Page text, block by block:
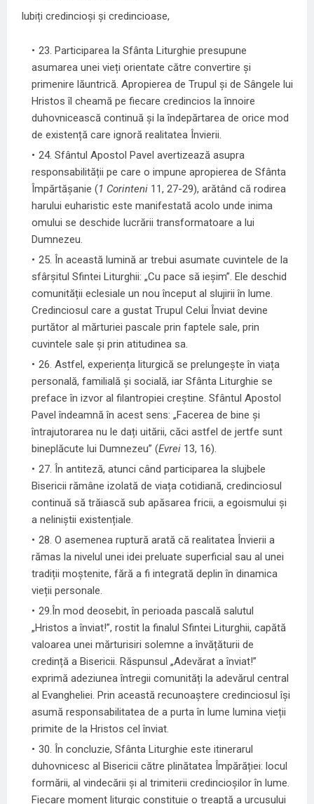
Iubiți credincioși și credincioase,
23. Participarea la Sfânta Liturghie presupune
asumarea unei vieți orientate către convertire și
primenire lăuntrică. Apropierea de Trupul și de Sângele lui
Hristos îl cheamă pe fiecare credincios la înnoire
duhovnicească continuă și la îndepărtarea de orice mod
de existență care ignoră realitatea Învierii.
24. Sfântul Apostol Pavel avertizează asupra
responsabilității pe care o impune apropierea de Sfânta
Împărtășanie (1 Corinteni 11, 27-29), arătând că rodirea
harului euharistic este manifestată acolo unde inima
omului se deschide lucrării transformatoare a lui
Dumnezeu.
25. În această lumină ar trebui asumate cuvintele de la
sfârșitul Sfintei Liturghii: „Cu pace să ieșim”. Ele deschid
comunității eclesiale un nou început al slujirii în lume.
Credinciosul care a gustat Trupul Celui Înviat devine
purtător al mărturiei pascale prin faptele sale, prin
cuvintele sale și prin atitudinea sa.
26. Astfel, experiența liturgică se prelungește în viața
personală, familială și socială, iar Sfânta Liturghie se
preface în izvor al filantropiei creștine. Sfântul Apostol
Pavel îndeamnă în acest sens: „Facerea de bine și
întrajutorarea nu le dați uitării, căci astfel de jertfe sunt
bineplăcute lui Dumnezeu” (Evrei 13, 16).
27. În antiteză, atunci când participarea la slujbele
Bisericii rămâne izolată de viața cotidiană, credinciosul
continuă să trăiască sub apăsarea fricii, a egoismului și
a neliniștii existențiale.
28. O asemenea ruptură arată că realitatea Învierii a
rămas la nivelul unei idei preluate superficial sau al unei
tradiții moștenite, fără a fi integrată deplin în dinamica
vieții personale.
29.În mod deosebit, în perioada pascală salutul
„Hristos a înviat!”, rostit la finalul Sfintei Liturghii, capătă
valoarea unei mărturisiri solemne a învățăturii de
credință a Bisericii. Răspunsul „Adevărat a înviat!”
exprimă adeziunea întregii comunități la adevărul central
al Evangheliei. Prin această recunoaștere credinciosul își
asumă responsabilitatea de a purta în lume lumina vieții
primite de la Hristos cel înviat.
30. În concluzie, Sfânta Liturghie este itinerarul
duhovnicesc al Bisericii către plinătatea Împărăției: locul
formării, al vindecării și al trimiterii credincioșilor în lume.
Fiecare moment liturgic constituie o treaptă a urcușului